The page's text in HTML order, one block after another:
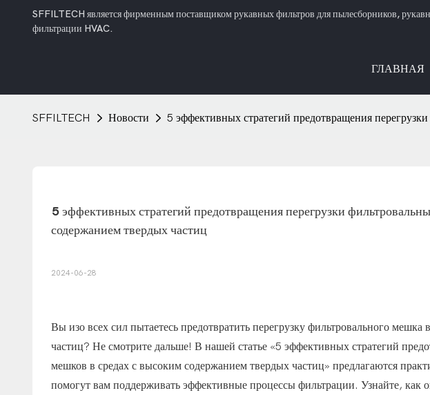
SFFILTECH является фирменным поставщиком рукавных фильтров для пылесборников,
фильтрации HVAC.
ГЛАВНАЯ
SFFILTECH Новости 5 эффективных стратегий предотвращения
5 эффективных стратегий предотвращения перегрузки
содержанием твердых частиц
2024-06-28
Вы изо всех сил пытаетесь предотвратить перегрузку фильтровального
частиц? Не смотрите дальше! В нашей статье «5 эффективных стратегий
мешков в средах с высоким содержанием твердых частиц» предлагаются
помогут вам поддерживать эффективные процессы фильтрации. Узнайте, как